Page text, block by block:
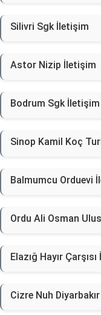
Silivri Sgk İletişim
Astor Nizip İletişim
Bodrum Sgk İletişim
Sinop Kamil Koç
Balmumcu Orduevi
Ordu Ali Osman
Elazığ Hayır
Cizre Nuh